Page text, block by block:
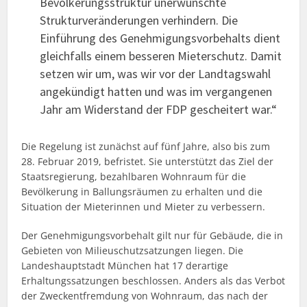
Strukturveränderungen verhindern. Die
Einführung des Genehmigungsvorbehalts dient
gleichfalls einem besseren Mieterschutz. Damit
setzen wir um, was wir vor der Landtagswahl
angekündigt hatten und was im vergangenen
Jahr am Widerstand der FDP gescheitert war.“
Die Regelung ist zunächst auf fünf Jahre, also bis zum
28. Februar 2019, befristet. Sie unterstützt das Ziel der
Staatsregierung, bezahlbaren Wohnraum für die
Bevölkerung in Ballungsräumen zu erhalten und die
Situation der Mieterinnen und Mieter zu verbessern.
Der Genehmigungsvorbehalt gilt nur für Gebäude, die in
Gebieten von Milieuschutzsatzungen liegen. Die
Landeshauptstadt München hat 17 derartige
Erhaltungssatzungen beschlossen. Anders als das Verbot
der Zweckentfremdung von Wohnraum, das nach der